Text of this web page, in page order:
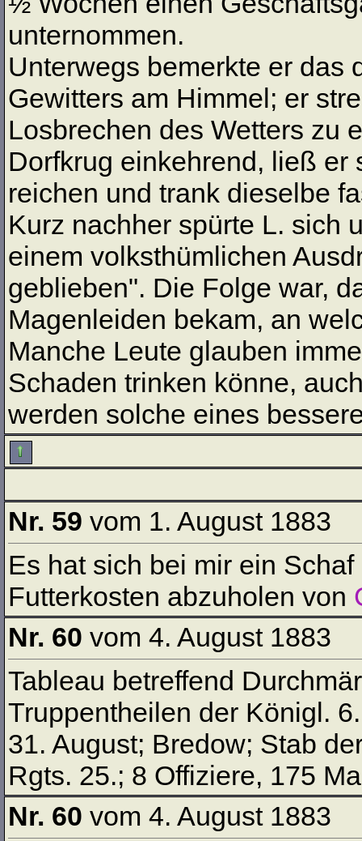
unternommen.
Unterwegs bemerkte er das
Gewitters am Himmel; er
Losbrechen des Wetters zu
Dorfkrug einkehrend, ließ
reichen und trank dieselbe
Kurz nachher spürte L. sich
einem volksthümlichen
geblieben". Die Folge war,
Magenleiden bekam, an
Manche Leute glauben
Schaden trinken könne,
werden solche eines
Nr. 59 vom 1. August 1883
Es hat sich bei mir ein
Futterkosten abzuholen von
Nr. 60 vom 4. August 1883
Tableau betreffend
Truppentheilen der Königl.
31. August; Bredow; Stab
Rgts. 25.; 8 Offiziere, 175
Nr. 60 vom 4. August 1883